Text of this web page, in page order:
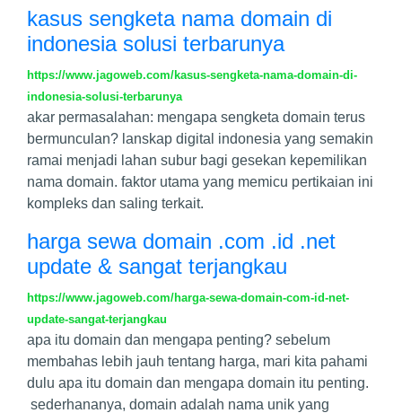
kasus sengketa nama domain di
indonesia solusi terbarunya
https://www.jagoweb.com/kasus-sengketa-nama-domain-di-
indonesia-solusi-terbarunya
akar permasalahan: mengapa sengketa domain terus
bermunculan? lanskap digital indonesia yang semakin
ramai menjadi lahan subur bagi gesekan kepemilikan
nama domain. faktor utama yang memicu pertikaian ini
kompleks dan saling terkait.
harga sewa domain .com .id .net
update & sangat terjangkau
https://www.jagoweb.com/harga-sewa-domain-com-id-net-
update-sangat-terjangkau
apa itu domain dan mengapa penting? sebelum
membahas lebih jauh tentang harga, mari kita pahami
dulu apa itu domain dan mengapa domain itu penting.
sederhananya, domain adalah nama unik yang